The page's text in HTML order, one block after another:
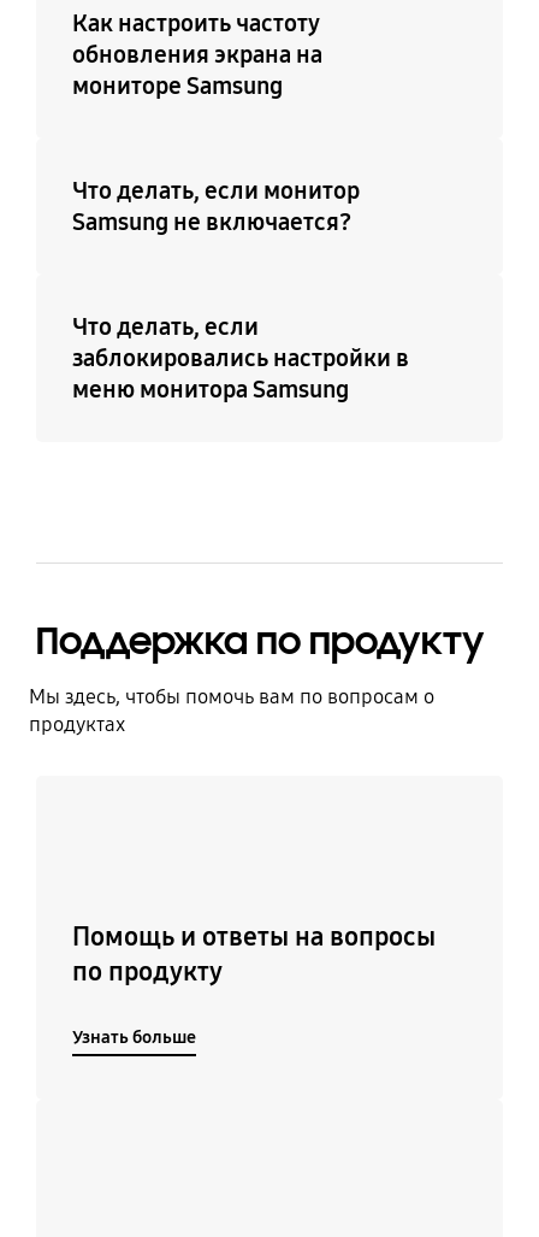
Как настроить частоту
обновления экрана на
мониторе Samsung
Что делать, если монитор
Samsung не включается?
Что делать, если
заблокировались настройки в
меню монитора Samsung
Поддержка по продукту
Мы здесь, чтобы помочь вам по вопросам о
продуктах
Помощь и ответы на вопросы
по продукту
Узнать больше